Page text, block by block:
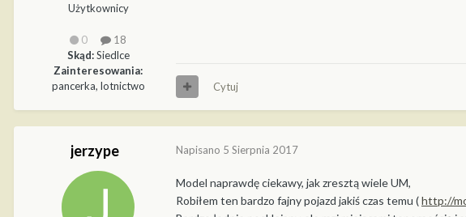
Użytkownicy
0
18
Skąd:Siedlce
Zainteresowania:
pancerka, lotnictwo
Cytuj
jerzype Napisano 5 Sierpnia 2017
Model naprawdę ciekawy, jak zresztą wiele UM,
Robiłem ten bardzo fajny pojazd jakiś czas temu (http://